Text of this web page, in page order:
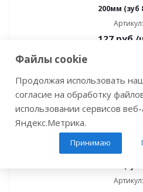
200мм (зуб
127 руб. /
Шпатель зубчатый
Файлы cookie
Продолжая использовать
согласие на обработку
использовании сервисов
Яндекс.Метрика.
Принимаю